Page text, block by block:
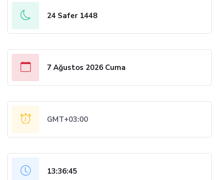
24 Safer 1448
7 Ağustos 2026 Cuma
GMT+03:00
13:36:46